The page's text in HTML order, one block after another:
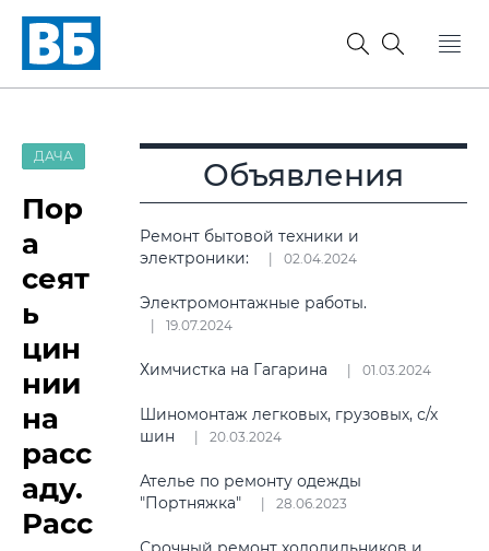
ДАЧА
Пор
а
сеят
ь
цин
нии
на
расс
аду.
Расс
Объявления
Ремонт бытовой техники и
электроники:
02.04.2024
Электромонтажные работы.
19.07.2024
Химчистка на Гагарина 01.03.2024
Шиномонтаж легковых, грузовых, с/х
шин
20.03.2024
Ателье по ремонту одежды
"Портняжка"
28.06.2023